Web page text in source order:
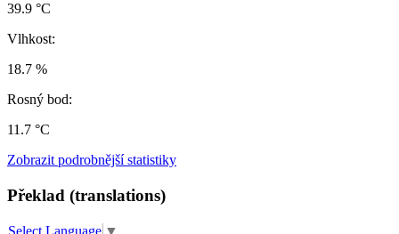
39.9 °C
Vlhkost:
18.7 %
Rosný bod:
11.7 °C
Zobrazit podrobnější statistiky
Překlad (translations)
Select Language ▼